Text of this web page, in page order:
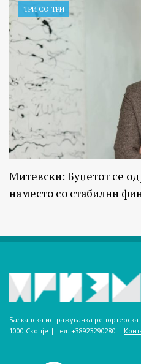
ТРИ СО ТРИ
Митевски: Буџетот се
наместо со стабилни
Балканска истражувачка
1000 Скопје | тел. +38923290280­ |